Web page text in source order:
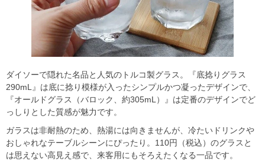
ダイソーで隠れた名品と人気のトルコ製グラス。『底捻りグラス
290mL』は底に捻り模様が入ったシンプルかつ凝ったデザインで、
『オールドグラス（バロック、約305mL）』は定番のデザインでど
っしりとした質感が魅力です。
ガラスは非耐熱のため、熱湯には向きませんが、冷たいドリンクや
おしゃれなテーブルシーンにぴったり。110円（税込）のグラスと
は思えない高見え感で、来客用にもそろえたくなる一品です。